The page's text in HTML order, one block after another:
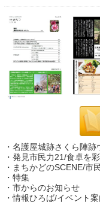
・名護屋城跡さくら陣
・発見市民力21/食卓を
・まちかどのSCENE/市
・特集
・市からのお知らせ
・情報ひろば/イベント案
運営：福博印刷
saga ebooksとは
よくある質問
サイトマップ
お問い合わせ